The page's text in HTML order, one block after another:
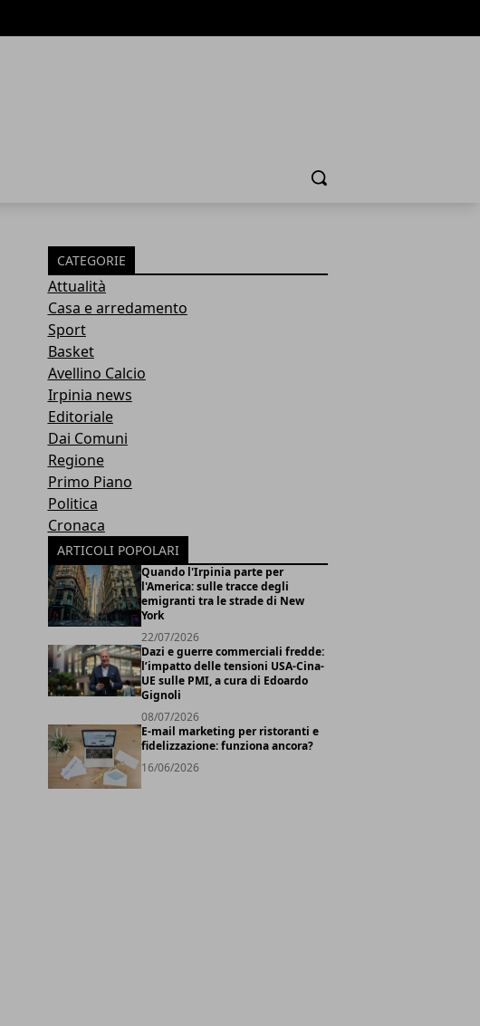
Cerca
CATEGORIE
Attualità
Casa e arredamento
Sport
Basket
Avellino Calcio
Irpinia news
Editoriale
Dai Comuni
Regione
Primo Piano
Politica
Cronaca
ARTICOLI POPOLARI
Quando l'Irpinia parte per
l'America: sulle tracce degli
emigranti tra le strade di New
York
22/07/2026
Dazi e guerre commerciali fredde:
l’impatto delle tensioni USA-Cina-
UE sulle PMI, a cura di Edoardo
Gignoli
08/07/2026
E-mail marketing per ristoranti e
fidelizzazione: funziona ancora?
16/06/2026